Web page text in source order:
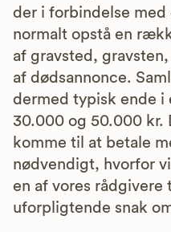
der i forbindelse
normalt opstå en
af gravsted,
af dødsannonce.
dermed typisk ende i
30.000 og 50.000 kr.
komme til at betale
nødvendigt, hvorfor
en af vores rådgivere
uforpligtende snak